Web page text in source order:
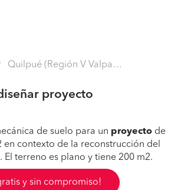
Quilpué (Región V Valparaíso - Marga Marga)
proyecto
de suelo para un proyecto de
en contexto de la reconstrucción del
El terreno es plano y tiene 200 m2.
y sin compromiso!